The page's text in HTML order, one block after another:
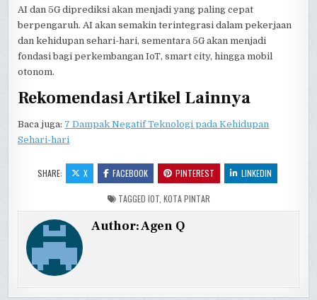
AI dan 5G diprediksi akan menjadi yang paling cepat
berpengaruh. AI akan semakin terintegrasi dalam pekerjaan
dan kehidupan sehari-hari, sementara 5G akan menjadi
fondasi bagi perkembangan IoT, smart city, hingga mobil
otonom.
Rekomendasi Artikel Lainnya
Baca juga: 7 Dampak Negatif Teknologi pada Kehidupan
Sehari-hari
SHARE: X FACEBOOK PINTEREST LINKEDIN
TAGGED IOT, KOTA PINTAR
Author:Agen Q